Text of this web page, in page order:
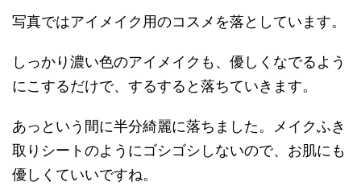
写真ではアイメイク用のコスメを落としています。
しっかり濃い色のアイメイクも、優しくなでるよう
にこするだけで、するすると落ちていきます。
あっという間に半分綺麗に落ちました。メイクふき
取りシートのようにゴシゴシしないので、お肌にも
優しくていいですね。